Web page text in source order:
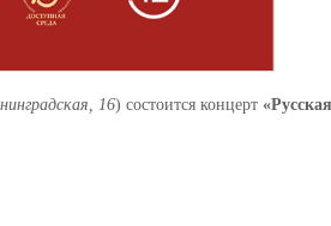
16) состоится концерт